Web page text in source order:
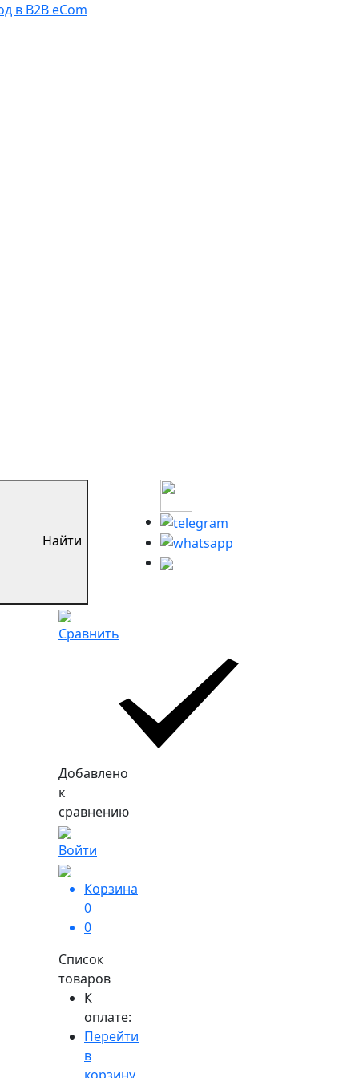
в B2B eCom
Найти
Сравнить
Добавлено
к
сравнению
Войти
Корзина
0
0
Список
товаров
К
оплате:
Перейти
в